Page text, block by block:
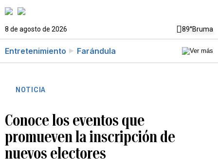
8 de agosto de 2026 89°Bruma
Entretenimiento Farándula
NOTICIA
Conoce los eventos que
promueven la inscripción de
nuevos electores